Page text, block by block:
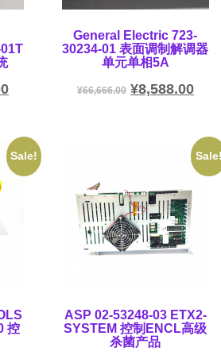
General Electric 723-
30234-01 表面调制解调器
单元单相5A
¥66,666.00 ¥8,588.00
Sale!
控
ASP 02-53248-03 ETX2-
SYSTEM 控制ENCL高级
杀菌产品